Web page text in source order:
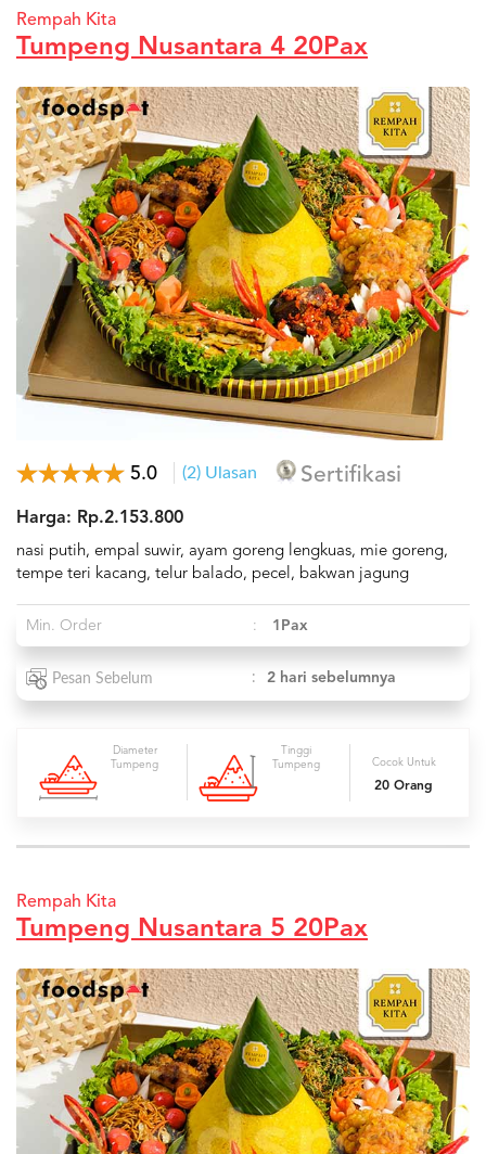
Rempah Kita
Tumpeng Nusantara 4 20Pax
5.0 (2) Ulasan Sertifikasi
Harga: Rp.2.153.800
nasi putih, empal suwir, ayam goreng lengkuas, mie goreng,
tempe teri kacang, telur balado, pecel, bakwan jagung
Min. Order : 1Pax
Pesan Sebelum : 2 hari sebelumnya
Diameter
Tumpeng
Tinggi
Tumpeng
Cocok Untuk
20 Orang
Rempah Kita
Tumpeng Nusantara 5 20Pax